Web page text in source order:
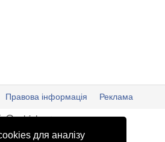
для аналізу
Правова інформація
Реклама
@patrioty.org.ua